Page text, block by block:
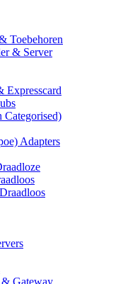
Toebehoren
& Server
Expresscard
Categorised)
Adapters
Gateway